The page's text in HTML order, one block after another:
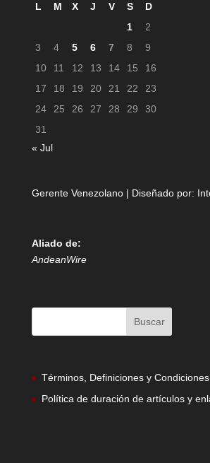
L M X J V S
D
1
2
3
4 5 6 7 8
9
10
11 12 13 14 15
16
17
18 19 20 21 22
23
24
25 26 27 28 29
30
31
« Jul
Gerente Venezolano | Diseñado por:
Aliado de:
AndeanWire
Términos, Definiciones y
Política de duración de artículos y